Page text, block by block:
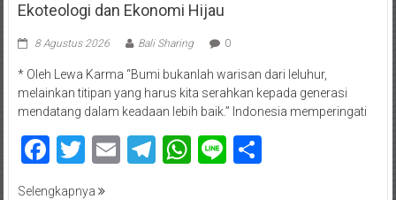
Ekoteologi dan Ekonomi Hijau
8 Agustus 2026 Bali Sharing 0
* Oleh Lewa Karma “Bumi bukanlah warisan dari leluhur,
melainkan titipan yang harus kita serahkan kepada generasi
mendatang dalam keadaan lebih baik.” Indonesia memperingati
Facebook
Twitter
EmailTelegram
WhatsApp
LineShare
Selengkapnya